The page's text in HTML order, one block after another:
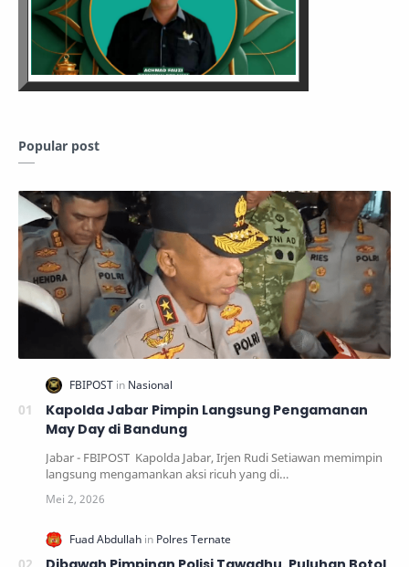
Popular post
Kapolda Jabar Pimpin Langsung Pengamanan
May Day di Bandung
Jabar - FBIPOST Kapolda Jabar, Irjen Rudi Setiawan memimpin
langsung mengamankan aksi ricuh yang di…